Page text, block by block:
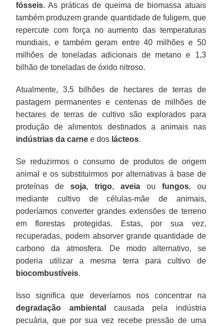
fósseis. As práticas de queima de biomassa atuais
também produzem grande quantidade de fuligem, que
repercute com força no aumento das temperaturas
mundiais, e também geram entre 40 milhões e 50
milhões de toneladas adicionais de metano e 1,3
bilhão de toneladas de óxido nitroso.
Atualmente, 3,5 bilhões de hectares de terras de
pastagem permanentes e centenas de milhões de
hectares de terras de cultivo são explorados para
produção de alimentos destinados a animais nas
indústrias da carne e dos lácteos.
Se reduzirmos o consumo de produtos de origem
animal e os substituirmos por alternativas à base de
proteínas desoja,trigo, aveiaou fungos, ou
mediante cultivo de células-mãe de animais,
poderíamos converter grandes extensões de terreno
em florestas protegidas. Estas, por sua vez,
recuperadas, podem absorver grande quantidade de
carbono da atmosfera. De modo alternativo, se
poderia utilizar a mesma terra para cultivo de
biocombustíveis.
Isso significa que deveríamos nos concentrar na
degradação ambiental
causada pela indústria
pecuária, que por sua vez recebe pressão de uma